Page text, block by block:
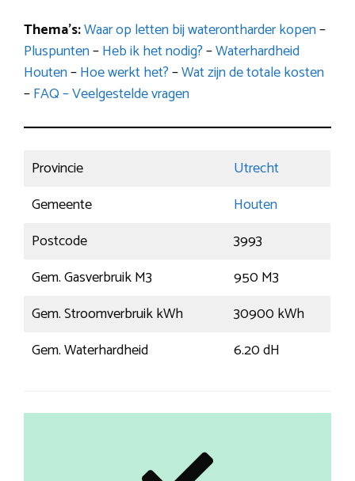
Thema’s:Waar op letten bij waterontharder kopen–
Pluspunten–Heb ik het nodig?–Waterhardheid
Houten–Hoe werkt het?–Wat zijn de totale kosten
–FAQ – Veelgestelde vragen
Provincie
Utrecht
Gemeente
Houten
Postcode
3993
Gem. Gasverbruik M3
950 M3
Gem. Stroomverbruik kWh
30900 kWh
Gem. Waterhardheid
6.20 dH